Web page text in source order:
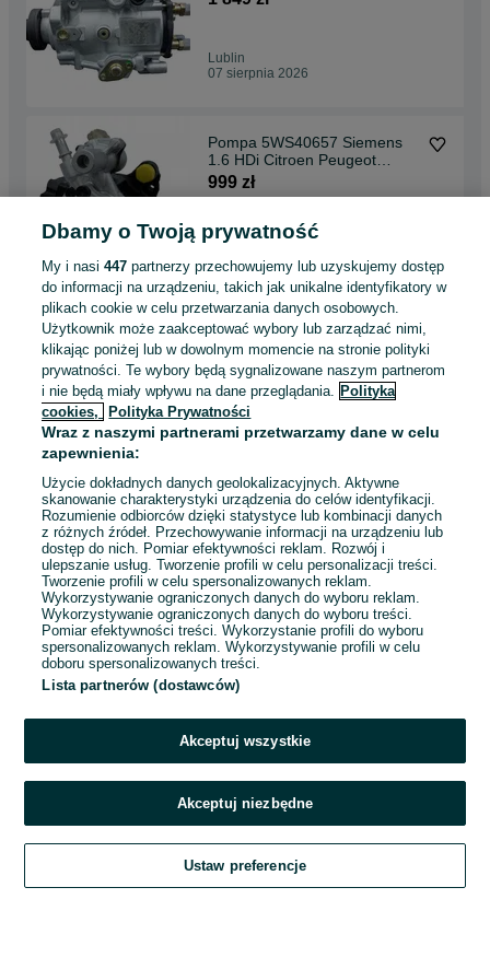
Lublin
07 sierpnia 2026
Pompa 5WS40657 Siemens
1.6 HDi Citroen Peugeot
Regenerowana
999 zł
Lublin
07 sierpnia 2026
Pompa CR 0445.010.444
Bosch 1.9 2.0 Opel Saab
Chevrolet
849 zł
Lublin
07 sierpnia 2026
1 2 3 ... 92
Zadzwoń / SMS
Szukaj Obserwujesz Dodaj Czat Konto
Dbamy o Twoją prywatność
My i nasi447 partnerzy przechowujemy lub uzyskujemy dostęp
do informacji na urządzeniu, takich jak unikalne identyfikatory w
plikach cookie w celu przetwarzania danych osobowych.
Użytkownik może zaakceptować wybory lub zarządzać nimi,
klikając poniżej lub w dowolnym momencie na stronie polityki
prywatności. Te wybory będą sygnalizowane naszym partnerom
i nie będą miały wpływu na dane przeglądania. Polityka
cookies,
Polityka Prywatności
Wraz z naszymi partnerami przetwarzamy dane w celu
zapewnienia:
Użycie dokładnych danych geolokalizacyjnych. Aktywne
skanowanie charakterystyki urządzenia do celów identyfikacji.
Rozumienie odbiorców dzięki statystyce lub kombinacji danych
z różnych źródeł. Przechowywanie informacji na urządzeniu lub
dostęp do nich. Pomiar efektywności reklam. Rozwój i
ulepszanie usług. Tworzenie profili w celu personalizacji treści.
Tworzenie profili w celu spersonalizowanych reklam.
Wykorzystywanie ograniczonych danych do wyboru reklam.
Wykorzystywanie ograniczonych danych do wyboru treści.
Pomiar efektywności treści. Wykorzystanie profili do wyboru
spersonalizowanych reklam. Wykorzystywanie profili w celu
doboru spersonalizowanych treści.
Lista partnerów (dostawców)
Akceptuj wszystkie
Akceptuj niezbędne
Ustaw preferencje